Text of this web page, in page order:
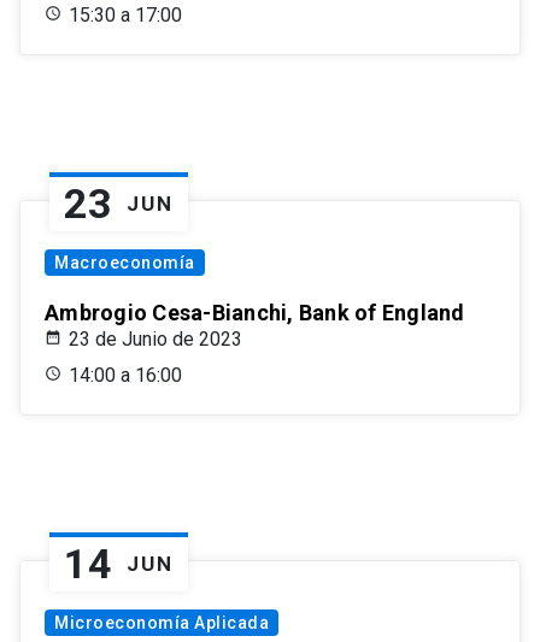
15:30 a 17:00
23 JUN
Macroeconomía
Ambrogio Cesa-Bianchi, Bank of England
23 de Junio de 2023
14:00 a 16:00
14 JUN
Microeconomía Aplicada